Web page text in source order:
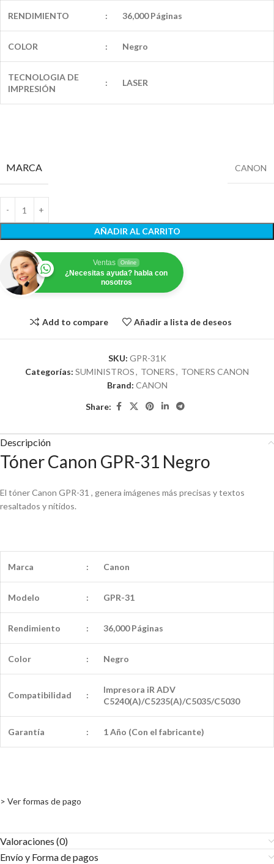
RENDIMIENTO : 36,000 Páginas
COLOR : Negro
TECNOLOGIA DE
IMPRESIÓN
: LASER
MARCA CANON
AÑADIR AL CARRITO
Ventas Online
¿Necesitas ayuda? habla con
nosotros
Add to compare Añadir a lista de deseos
SKU: GPR-31K
Categorías: SUMINISTROS, TONERS, TONERS CANON
Brand: CANON
Share:
Descripción
Tóner Canon GPR-31 Negro
El tóner Canon GPR-31 , genera imágenes más precisas y textos
resaltados y nítidos.
Marca : Canon
Modelo : GPR-31
Rendimiento : 36,000 Páginas
Color : Negro
Compatibilidad :
Impresora iR ADV
C5240(A)/C5235(A)/C5035/C5030
Garantía : 1 Año (Con el fabricante)
> Ver formas de pago
Valoraciones (0)
Envío y Forma de pagos​